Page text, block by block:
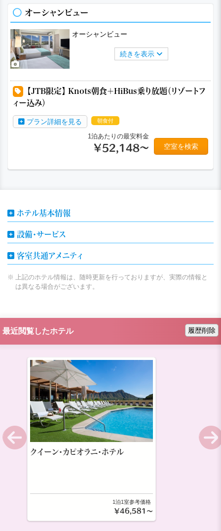
オーシャンビュー
オーシャンビュー
続きを表示
【JTB限定】 Knots朝食＋HiBus乗り放題（リゾートフ
ィー込み）
プラン詳細を見る 朝食付
1泊あたりの最安料金
￥52,148～ 空室を検索
ホテル基本情報
設備・サービス
客室共通アメニティ
上記のホテル情報は、随時更新を行っておりますが、実際の情報と
は異なる場合がございます。
最近閲覧したホテル 履歴削除
クイーン・カピオラニ・ホテル
1泊1室参考価格
￥46,581～